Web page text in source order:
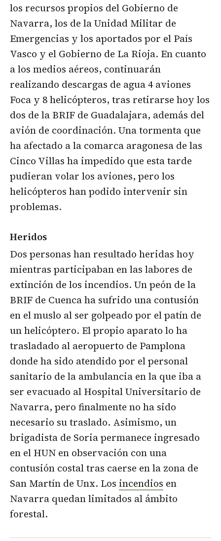
los recursos propios del Gobierno de
Navarra, los de la Unidad Militar de
Emergencias y los aportados por el País
Vasco y el Gobierno de La Rioja. En cuanto
a los medios aéreos, continuarán
realizando descargas de agua 4 aviones
Foca y 8 helicópteros, tras retirarse hoy los
dos de la BRIF de Guadalajara, además del
avión de coordinación. Una tormenta que
ha afectado a la comarca aragonesa de las
Cinco Villas ha impedido que esta tarde
pudieran volar los aviones, pero los
helicópteros han podido intervenir sin
problemas.
Heridos
Dos personas han resultado heridas hoy
mientras participaban en las labores de
extinción de los incendios. Un peón de la
BRIF de Cuenca ha sufrido una contusión
en el muslo al ser golpeado por el patín de
un helicóptero. El propio aparato lo ha
trasladado al aeropuerto de Pamplona
donde ha sido atendido por el personal
sanitario de la ambulancia en la que iba a
ser evacuado al Hospital Universitario de
Navarra, pero finalmente no ha sido
necesario su traslado. Asimismo, un
brigadista de Soria permanece ingresado
en el HUN en observación con una
contusión costal tras caerse en la zona de
San Martín de Unx. Los incendios en
Navarra quedan limitados al ámbito
forestal.